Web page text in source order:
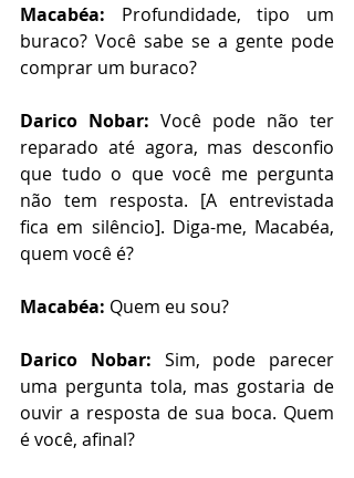
Macabéa: Profundidade, tipo um
buraco? Você sabe se a gente pode
comprar um buraco?
Darico Nobar: Você pode não ter
reparado até agora, mas desconfio
que tudo o que você me pergunta
não tem resposta. [A entrevistada
fica em silêncio]. Diga-me, Macabéa,
quem você é?
Macabéa: Quem eu sou?
Darico Nobar: Sim, pode parecer
uma pergunta tola, mas gostaria de
ouvir a resposta de sua boca. Quem
é você, afinal?